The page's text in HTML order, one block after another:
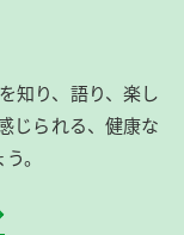
知り、語り、楽し
じられる、健康な
。